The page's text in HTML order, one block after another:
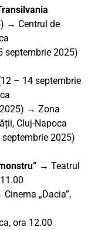
→ Centrul de
septembrie 2025)
– 14 septembrie
→ Zona
Cluj-Napoca
2025)
→ Teatrul
„Dacia”,
ora 12.00